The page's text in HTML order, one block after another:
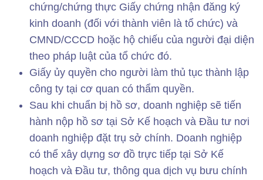
chứng/chứng thực Giấy chứng nhận đăng ký
kinh doanh (đối với thành viên là tổ chức) và
CMND/CCCD hoặc hộ chiếu của người đại diện
theo pháp luật của tổ chức đó.
Giấy ủy quyền cho người làm thủ tục thành lập
công ty tại cơ quan có thẩm quyền.
Sau khi chuẩn bị hồ sơ, doanh nghiệp sẽ tiến
hành nộp hồ sơ tại Sở Kế hoạch và Đầu tư nơi
doanh nghiệp đặt trụ sở chính. Doanh nghiệp
có thể xây dựng sơ đồ trực tiếp tại Sở Kế
hoạch và Đầu tư, thông qua dịch vụ bưu chính